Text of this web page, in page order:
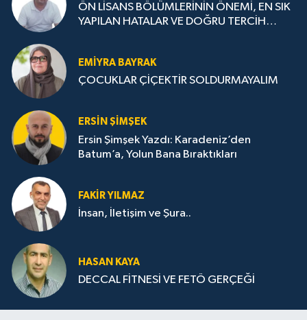
ÖN LİSANS BÖLÜMLERİNİN ÖNEMİ, EN SIK
YAPILAN HATALAR VE DOĞRU TERCİH
EMIYRA BAYRAK
ÇOCUKLAR ÇİÇEKTİR SOLDURMAYALIM
ERSIN ŞIMŞEK
Ersin Şimşek Yazdı: Karadeniz’den
Batum’a, Yolun Bana Bıraktıkları
FAKIR YILMAZ
İnsan, İletişim ve Şura..
HASAN KAYA
DECCAL FİTNESİ VE FETÖ GERÇEĞİ